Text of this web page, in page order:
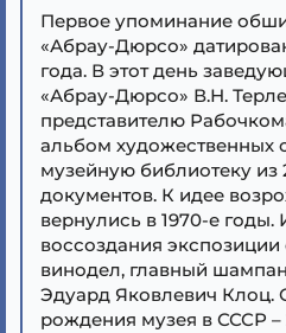
Первое упоминание
«Абрау-Дюрсо»
года. В этот день
«Абрау-Дюрсо» В.Н.
представителю
альбом художественных
музейную библиотеку
документов. К идее
вернулись в 1970-е
воссоздания
винодел, главный
Эдуард Яковлевич Клоц.
рождения музея в СССР –